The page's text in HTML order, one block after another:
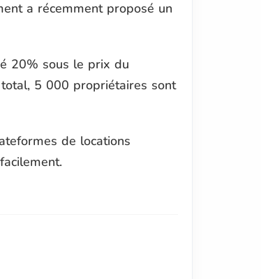
a récemment proposé un
20% sous le prix du
5 000 propriétaires sont
de locations